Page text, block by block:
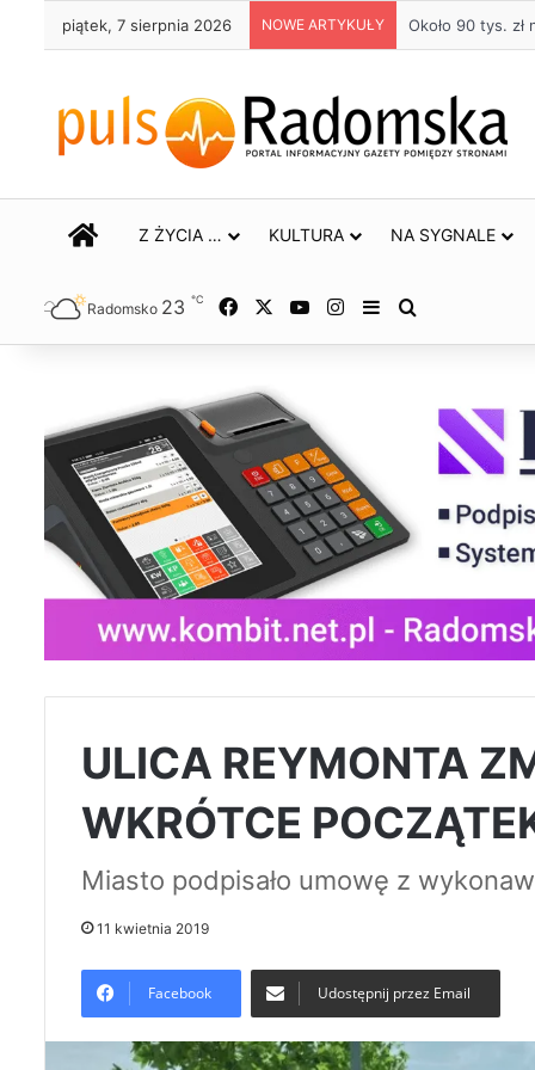
piątek, 7 sierpnia 2026 NOWE ARTYKUŁY Życie bez
STRONA GŁÓWNA
Z ŻYCIA … KULTURA NA SYGNALE
Radomsko 23 ℃ Facebook YouTubeInstagram
Sidebar
ULICA REYMONTA
WKRÓTCE
Miasto podpisało umowę z
11 kwietnia 2019
Facebook Udostępnij przez Email